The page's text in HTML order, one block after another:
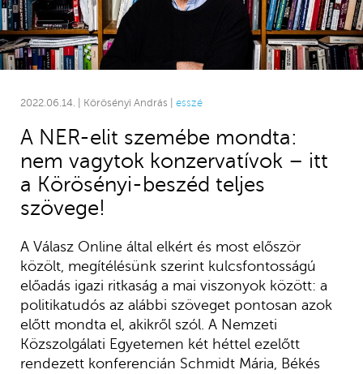
2022.06.14. | Körösényi András | esszé
A NER-elit szemébe mondta:
nem vagytok konzervatívok – itt
a Körösényi-beszéd teljes
szövege!
A Válasz Online által elkért és most először
közölt, megítélésünk szerint kulcsfontosságú
előadás igazi ritkaság a mai viszonyok között: a
politikatudós az alábbi szöveget pontosan azok
előtt mondta el, akikről szól. A Nemzeti
Közszolgálati Egyetemen két héttel ezelőtt
rendezett konferencián Schmidt Mária, Békés